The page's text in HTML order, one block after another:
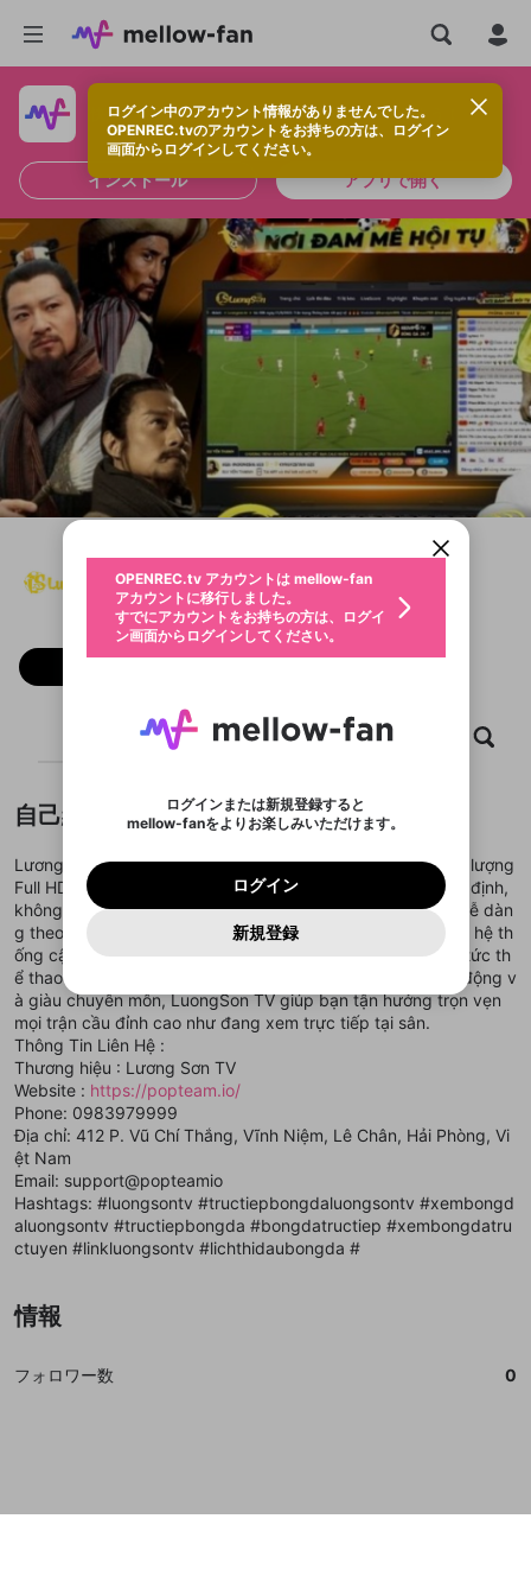
ログイン中のアカウント情報がありませんでした。
OPENREC.tvのアカウントをお持ちの方は、ログイン
画面からログインしてください。
快適に視聴するなら、アプリをインストールしよう！
インストール アプリで開く
Lương Sơn TV
動画 キャプチャ プレイリスト
自己紹介
Lương Sơn TV là nền tảng trực tiếp bóng đá miễn phí chất lượng
Full HD hàng đầu, mang đến trải nghiệm xem mượt mà, ổn định,
không giật lag. Người dùng tại trang LuongSonTV có thể dễ dàn
g theo dõi các trận đấu hấp dẫn từ nhiều giải đấu lớn cùng hệ th
ống cập nhật lịch thi đấu, livescore, bảng xếp hạng và tin tức th
ể thao 24/7. Với đội ngũ bình luận viên chuyên nghiệp, sôi động v
à giàu chuyên môn, LuongSon TV giúp bạn tận hưởng trọn vẹn
mọi trận cầu đỉnh cao như đang xem trực tiếp tại sân.
Thông Tin Liên Hệ :
Thương hiệu : Lương Sơn TV
Website : https://popteam.io/
Phone: 0983979999
Địa chỉ: 412 P. Vũ Chí Thắng, Vĩnh Niệm, Lê Chân, Hải Phòng, Vi
ệt Nam
Email: support@popteamio
Hashtags: #luongsontv #tructiepbongdaluongsontv #xembongd
aluongsontv #tructiepbongda #bongdatructiep #xembongdatru
ctuyen #linkluongsontv #lichthidaubongda #
情報
フォロワー数 0
ブロックリストに追加しますか？
キャンセル OK
この動画の公開は終了しました
OK
ファンレター
応援している配信者にファンレターを送ることがで
きます。好きなデザインを選んでメッセージを書い
※ファンレター機能は有料サービスです。
ファンレターを作成
固定動画に設定
マイページに表示されている動画 (ライブ配信、配
信予定、アーカイブ、アップロード動画) をページ
のトップに1つ固定できます。動画タイトル横のメ
ニューより設定することができます。
動画プレイリストを選択
動画のプレイリストを一つ選択すると、そのプレイ
ることができます。
動画プレイリストを選択
選択できるプレイリストがありません。
動画プレイリストがありません
ポイントが不足しています
ご確認ください
した。 サービスを利用するには変更後の内容を
を確認しました。
確認しました
OPENREC.tv アカウントは mellow-fan
アカウントに移行しました。
すでにアカウントをお持ちの方は、ログイ
新規登録
メールアドレスで新規登録
または
Google
Yahoo! JAPAN
Appleでサインアップ
mellow-fanの利用規約・プライバシーポリシー・外部
サービスとのID連携に関する同意事項
で、次にお進みください
新規登録
@
次にお進みください。
mellow-fanからのお得な情報をメールで受
け取る
OPENREC.tvアカウントはmellow-fanア
カウントに統合しました。
こちらからOPENREC.tvでログイン中のア
ログイン
メールアドレスでログイン
または
Google
Yahoo! JAPAN
Appleでサインイン
mellow-fanの利用規約・プライバシーポリシー・外部
サービスとのID連携に関する同意事項
で、次にお進みください
ログイン
ログイン
パスワードを忘れた方はこちら
アカウントをお持ちですか？アカウントを作成する
OPENREC.tv アカウントは mellow-fan
アカウントに移行しました。
すでにアカウントをお持ちの方は、ログイ
ン画面からログインしてください。
ログインまたは新規登録すると
mellow-fanをよりお楽しみいただけます。
ログイン
新規登録
登録したメールアドレスを入力し、送信してくださ
再設定する
入力していただいたメールアドレ
スに、パスワード再設定用URLを
のでご確認ください
OK
パーソナルデータの登録
年
生年月は登録後に変更できません。
お住まいの地域
ご登録いただいた情報はサービスの向上を目的
として使用いたします。
一部サービスをご利用いただくには、生年月の
登録が必要です。
登録
あとで登録
認証コードの入力
メイン及びcs.openrec.co.jpドメイン）が受信拒否設
定に含まれていないかご確認ください。
入力
セッションの有効期限が切れたた
不適切なユーザーとして報告しま
すか？
問題を選択してください
わいせつな表現
著作権の侵害
なりすまし行為
出会いを誘導する行為
ねずみ講やマルチ商法
誤解を招く配信設定
ゲームの録画禁止区域の配信
改造版・海賊版ソフトの配信
政治的・宗教的・人種的な内容
その他の問題
0
報告された問題については、利用規約に違反しているか
どうかをスタッフが確認します。
用することは、利用規約違反になります。
送信
サブスクシェア
詳しくはこちら
閉じる
限定コミュニティ参加方法
Discordアカウントをお持ちでない方
Discordアカウントを作成
Discordは第三者が提供するコミュニティーサービスで、
mellow-fanとは関わりがありません。Discordに関してのお
問い合わせにはお答えすることができません。Discordの仕
様変更により、限定コミュニティ特典の提供が終了する可能
します。
外部サービスとのID連携に関する同意事項
Discordとは？